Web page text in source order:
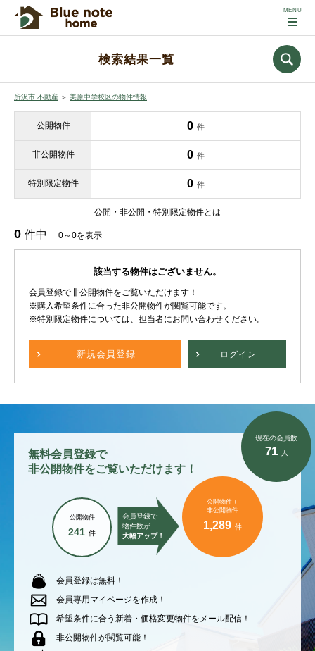
検索結果一覧
所沢市 不動産 ＞ 美原中学校区の物件情報
公開物件 0 件
非公開物件 0 件
特別限定物件 0 件
公開・非公開・特別限定物件とは
0 件中 0～0を表示
該当する物件はございません。
会員登録で非公開物件をご覧いただけます！
※購入希望条件に合った非公開物件が閲覧可能です。
※特別限定物件については、担当者にお問い合わせください。
新規会員登録 ログイン
無料会員登録で
非公開物件をご覧いただけます！
会員登録で
物件数が
大幅アップ！
公開物件
241 件
公開物件＋
非公開物件
1,289 件
現在の会員数
71 人
会員登録は無料！
会員専用マイページを作成！
希望条件に合う新着・価格変更物件をメール配信！
非公開物件が閲覧可能！